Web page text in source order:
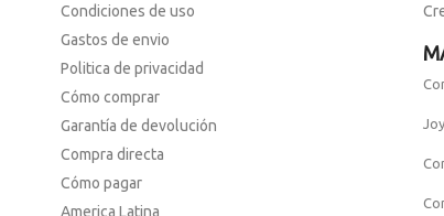
Condiciones de uso
Gastos de envio
Politica de privacidad
Cómo comprar
Garantía de devolución
Compra directa
Cómo pagar
America Latina